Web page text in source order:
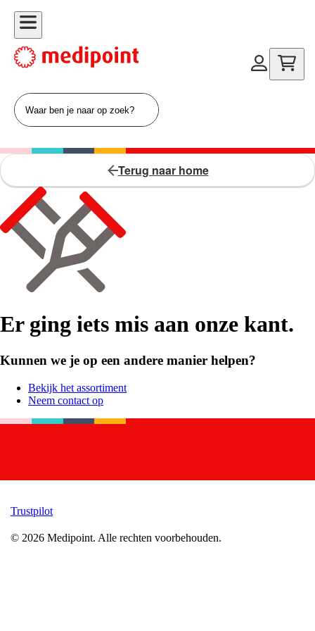
Terug naar home
Er ging iets mis aan onze kant.
Kunnen we je op een andere manier helpen?
Bekijk het assortiment
Neem contact op
Trustpilot
© 2026 Medipoint. Alle rechten voorbehouden.